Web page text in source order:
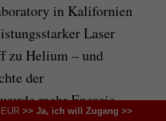
in Kalifornien
Laser
zu Helium – und
der
mehr Energie
>> Ja, ich will Zugang >>